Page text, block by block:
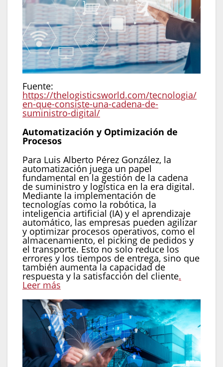
Fuente:
https://thelogisticsworld.com/tecnologia/
en-que-consiste-una-cadena-de-
suministro-digital/
Automatización y Optimización de
Procesos
Para Luis Alberto Pérez González, la
automatización juega un papel
fundamental en la gestión de la cadena
de suministro y logística en la era digital.
Mediante la implementación de
tecnologías como la robótica, la
inteligencia artificial (IA) y el aprendizaje
automático, las empresas pueden agilizar
y optimizar procesos operativos, como el
almacenamiento, el picking de pedidos y
el transporte. Esto no solo reduce los
errores y los tiempos de entrega, sino que
también aumenta la capacidad de
respuesta y la satisfacción del cliente.
Leer más